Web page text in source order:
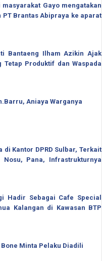
Gayo mengatakan
PT Brantas Abipraya ke aparat
Bantaeng Ilham Azikin Ajak
Tetap Produktif dan Waspada
Aniaya Warganya
di Kantor DPRD Sulbar, Terkait
Nosu, Pana, Infrastrukturnya
Hadir Sebagai Cafe Special
Kalangan di Kawasan BTP
Bone Minta Pelaku Diadili